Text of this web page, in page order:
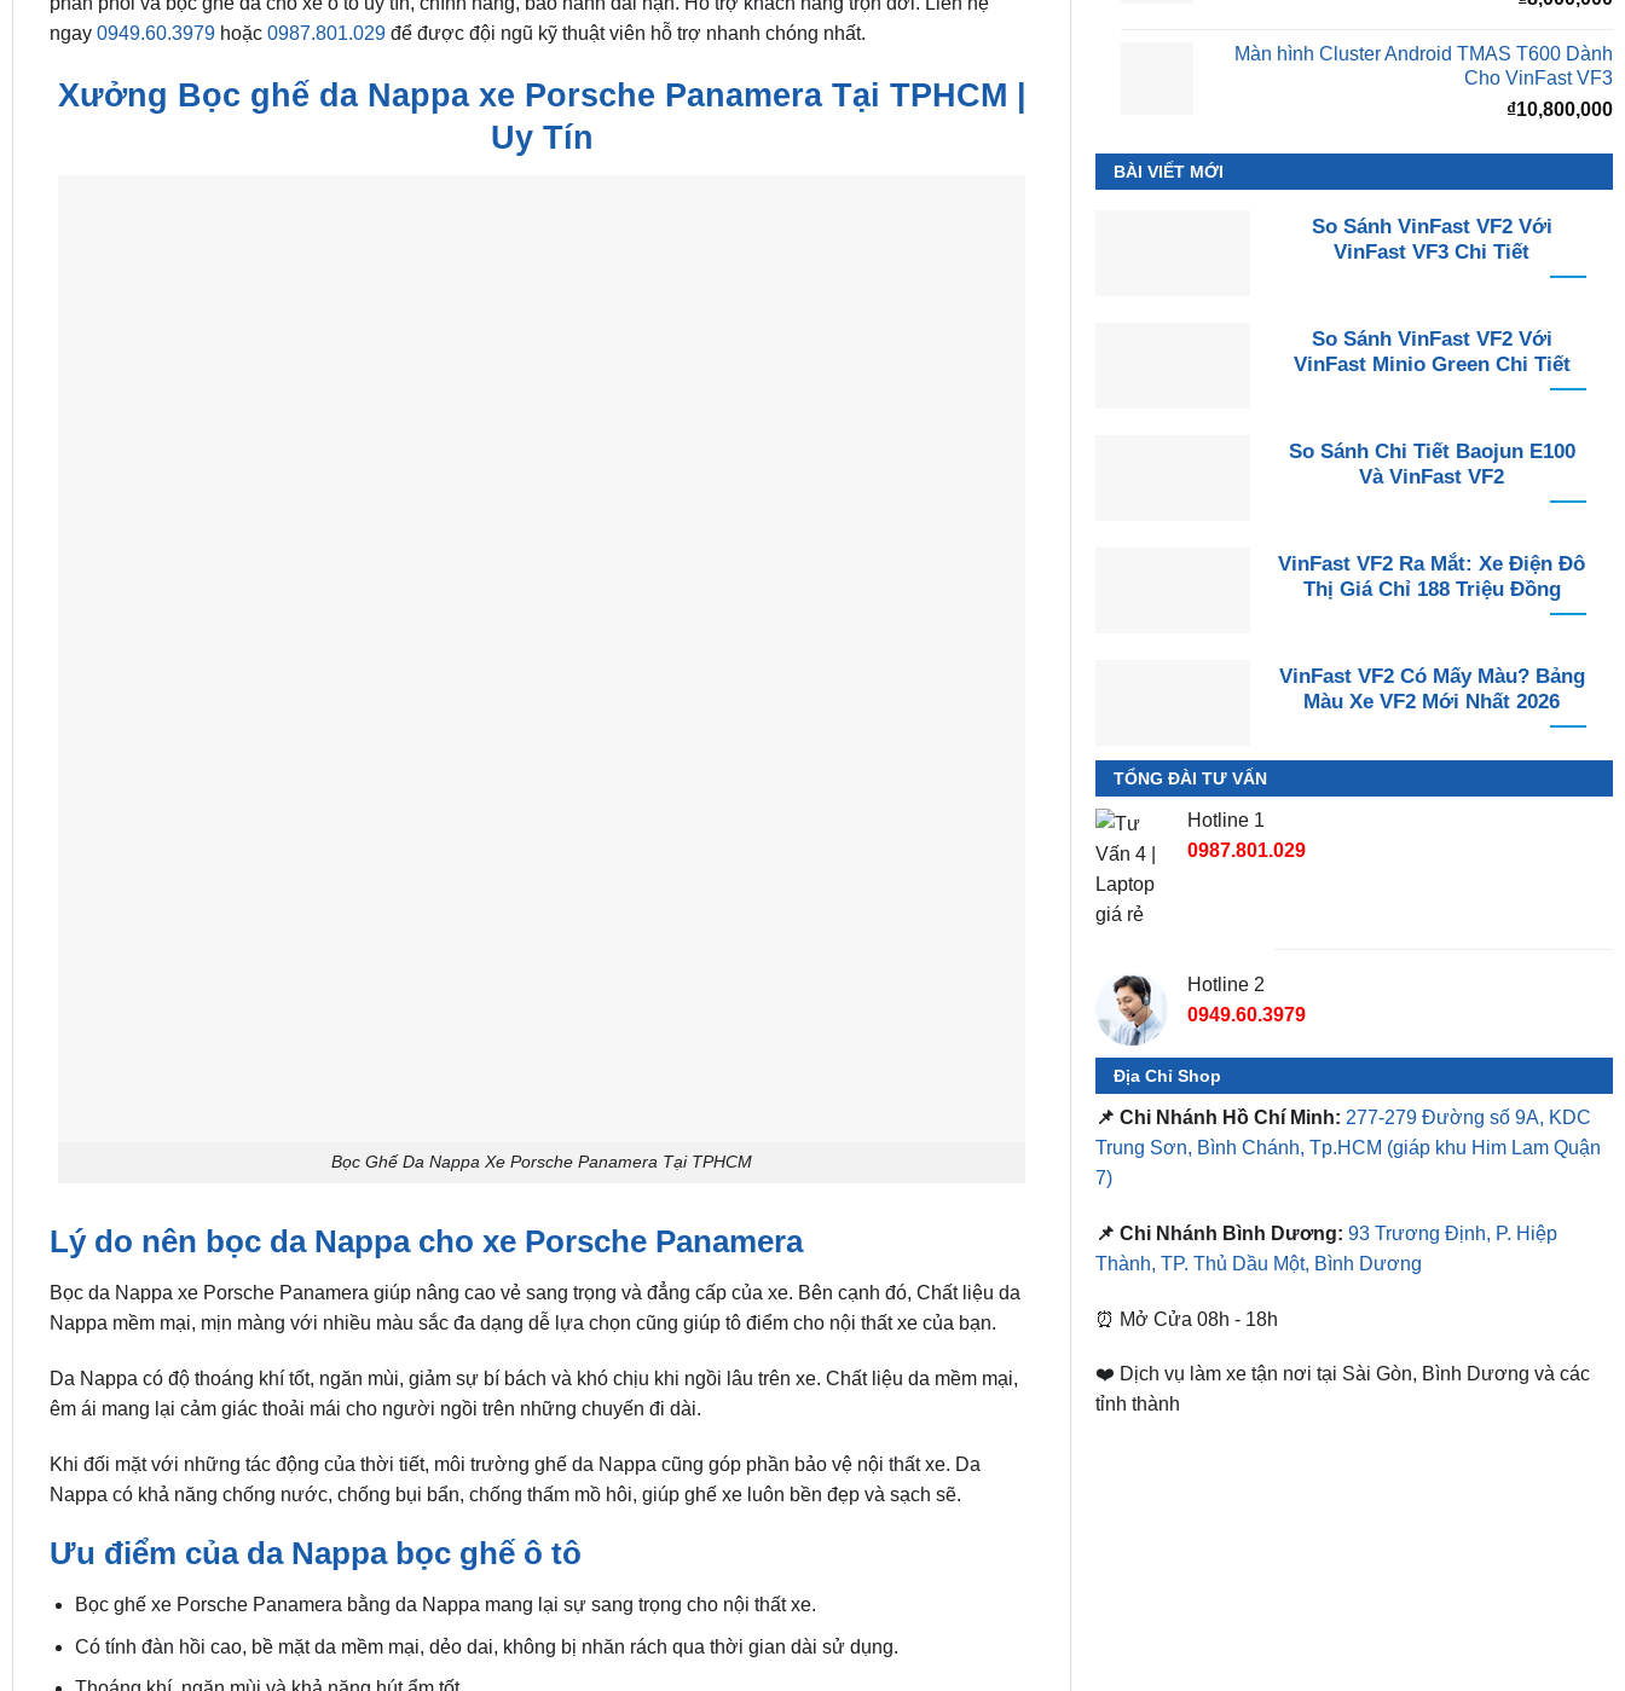
ngay 0949.60.3979hoặc 0987.801.029để được đội ngũ kỹ thuật viên hỗ trợ nhanh chóng nhất.
Xưởng Bọc ghế da Nappa xe Porsche Panamera Tại TPHCM |
Uy Tín
Bọc Ghế Da Nappa Xe Porsche Panamera Tại TPHCM
Lý do nên bọc da Nappa cho xe Porsche Panamera
Bọc da Nappa xe Porsche Panamera giúp nâng cao vẻ sang trọng và đẳng cấp của xe. Bên cạnh đó, Chất liệu da
Nappa mềm mại, mịn màng với nhiều màu sắc đa dạng dễ lựa chọn cũng giúp tô điểm cho nội thất xe của bạn.
Da Nappa có độ thoáng khí tốt, ngăn mùi, giảm sự bí bách và khó chịu khi ngồi lâu trên xe. Chất liệu da mềm mại,
êm ái mang lại cảm giác thoải mái cho người ngồi trên những chuyến đi dài.
Khi đối mặt với những tác động của thời tiết, môi trường ghế da Nappa cũng góp phần bảo vệ nội thất xe. Da
Nappa có khả năng chống nước, chống bụi bẩn, chống thấm mồ hôi, giúp ghế xe luôn bền đẹp và sạch sẽ.
Ưu điểm của da Nappa bọc ghế ô tô
Bọc ghế xe Porsche Panamera bằng da Nappa mang lại sự sang trọng cho nội thất xe.
Có tính đàn hồi cao, bề mặt da mềm mại, dẻo dai, không bị nhăn rách qua thời gian dài sử dụng.
Màn hình Cluster Android TMAS T600 Dành
Cho VinFast VF3
₫10,800,000
BÀI VIẾT MỚI
So Sánh VinFast VF2 Với
VinFast VF3 Chi Tiết
So Sánh VinFast VF2 Với
VinFast Minio Green Chi Tiết
So Sánh Chi Tiết Baojun E100
Và VinFast VF2
VinFast VF2 Ra Mắt: Xe Điện Đô
Thị Giá Chỉ 188 Triệu Đồng
VinFast VF2 Có Mấy Màu? Bảng
Màu Xe VF2 Mới Nhất 2026
TỔNG ĐÀI TƯ VẤN
Hotline 1
0987.801.029
Hotline 2
0949.60.3979
Địa Chỉ Shop
📌 Chi Nhánh Hồ Chí Minh: 277-279 Đường số 9A, KDC
Trung Sơn, Bình Chánh, Tp.HCM (giáp khu Him Lam Quận
7)
📌 Chi Nhánh Bình Dương: 93 Trương Định, P. Hiệp
Thành, TP. Thủ Dầu Một, Bình Dương
⏰ Mở Cửa 08h - 18h
❤️ Dịch vụ làm xe tận nơi tại Sài Gòn, Bình Dương và các
tỉnh thành